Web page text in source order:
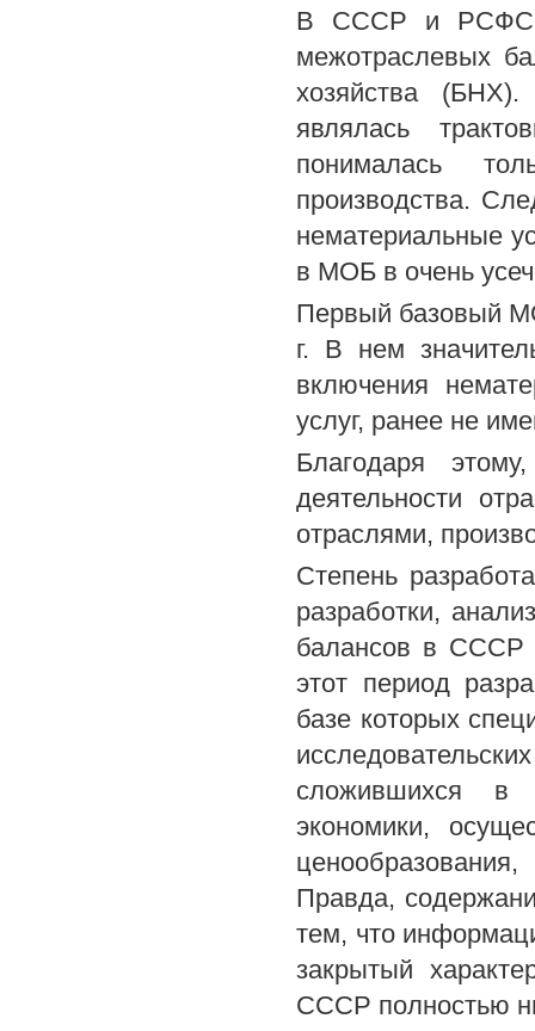
В СССР и РСФСР
межотраслевых
хозяйства (БНХ).
являлась
понималась
производства.
нематериальные
в МОБ в очень
Первый базовый
г. В нем
включения
услуг, ранее не
Благодаря
деятельности
отраслями,
Степень
разработки,
балансов в СССР
этот период
базе которых
сложившихся в
экономики,
Правда,
тем, что
закрытый
СССР полностью